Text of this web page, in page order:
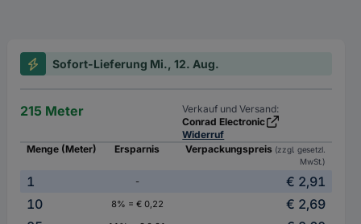
Sofort-Lieferung Mi., 12. Aug.
215 Meter
Verkauf und Versand:
Conrad Electronic
Widerruf
Menge (Meter)
Ersparnis Verpackungspreis (zzgl. gesetzl.
MwSt.)
1 -
€ 2,91
10
8% = € 0,22
€ 2,69